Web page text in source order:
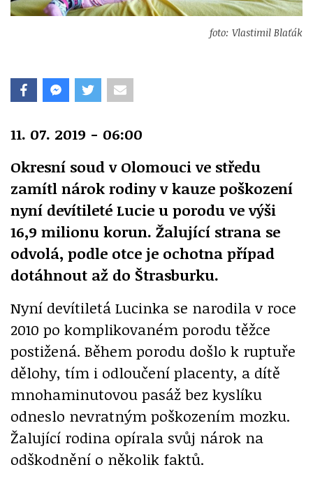
foto: Vlastimil Blaťák
11. 07. 2019 - 06:00
Okresní soud v Olomouci ve středu
zamítl nárok rodiny v kauze poškození
nyní devítileté Lucie u porodu ve výši
16,9 milionu korun. Žalující strana se
odvolá, podle otce je ochotna případ
dotáhnout až do Štrasburku.
Nyní devítiletá Lucinka se narodila v roce
2010 po komplikovaném porodu těžce
postižená. Během porodu došlo k ruptuře
dělohy, tím i odloučení placenty, a dítě
mnohaminutovou pasáž bez kyslíku
odneslo nevratným poškozením mozku.
Žalující rodina opírala svůj nárok na
odškodnění o několik faktů.